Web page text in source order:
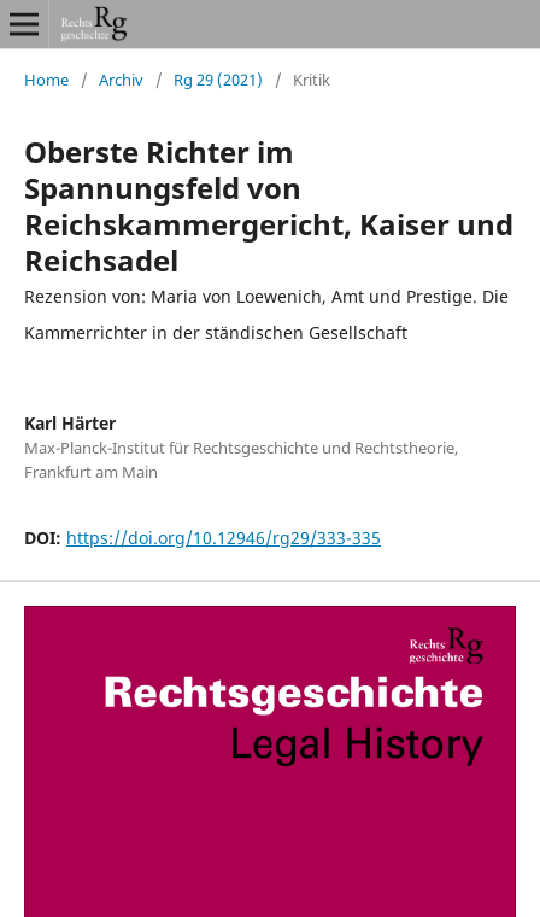
Home / Archiv / Rg 29 (2021) / Kritik
Oberste Richter im
Spannungsfeld von
Reichskammergericht, Kaiser und
Reichsadel
Rezension von: Maria von Loewenich, Amt und Prestige. Die
Kammerrichter in der ständischen Gesellschaft
Karl Härter
Max-Planck-Institut für Rechtsgeschichte und Rechtstheorie,
Frankfurt am Main
DOI: https://doi.org/10.12946/rg29/333-335